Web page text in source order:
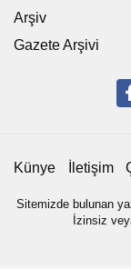
Arşiv
Gazete Arşivi
Künye İletişim
Sitemizde bulunan
İzinsiz